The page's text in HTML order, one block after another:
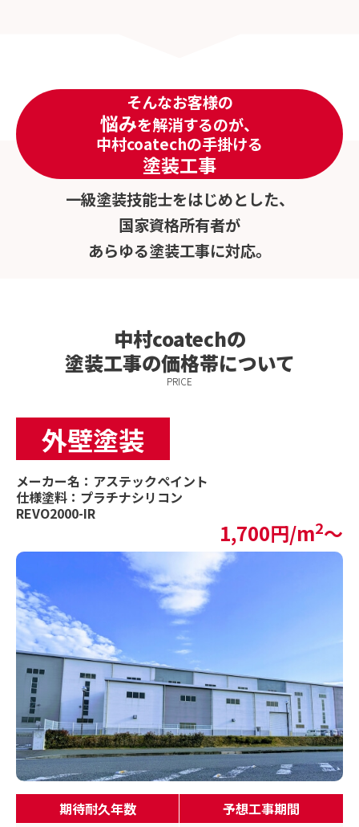
そんなお客様の
悩みを解消するのが、
中村coatechの手掛ける
塗装工事
一級塗装技能士をはじめとした、
国家資格所有者が
あらゆる塗装工事に対応。
中村coatechの
塗装工事の価格帯について
PRICE
外壁塗装
メーカー名：アステックペイント
仕様塗料：プラチナシリコン
REVO2000-IR
1,700円/m2〜
期待耐久年数
予想工事期間